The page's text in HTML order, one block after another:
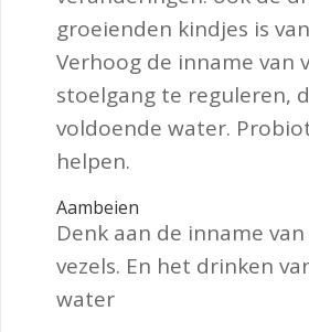
groeienden kindjes is
Verhoog de inname van
stoelgang te reguleren,
voldoende water.
helpen.
Aambeien
Denk aan de inname
vezels. En het drinken
water